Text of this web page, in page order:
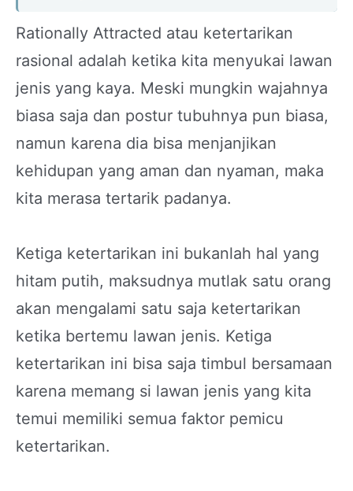
Rationally Attracted atau ketertarikan
rasional adalah ketika kita menyukai lawan
jenis yang kaya. Meski mungkin wajahnya
biasa saja dan postur tubuhnya pun biasa,
namun karena dia bisa menjanjikan
kehidupan yang aman dan nyaman, maka
kita merasa tertarik padanya.
Ketiga ketertarikan ini bukanlah hal yang
hitam putih, maksudnya mutlak satu orang
akan mengalami satu saja ketertarikan
ketika bertemu lawan jenis. Ketiga
ketertarikan ini bisa saja timbul bersamaan
karena memang si lawan jenis yang kita
temui memiliki semua faktor pemicu
ketertarikan.